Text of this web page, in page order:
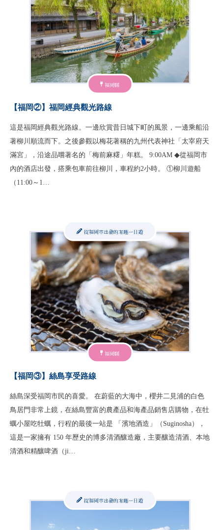
福岡縣
【福岡②】福岡經典觀光路線
這是福岡經典觀光路線。一邊欣賞昔日城下町的風景，一邊乘船沿
著柳川順流而下。之後參觀以梅花著稱的九州代表神社「太宰府天
滿宮」，沿途品嚐著名的「梅前麻糬」年糕。 9:00AM ◆從福岡市
內的酒店出發，搭乘包車前往柳川，車程約2小時。 ①柳川遊船
（11:00～1…
福岡縣
從福岡市出發的有趣一日遊
【福岡③】絲島享受路線
絲島深受福岡市民的喜愛。 在蔚藍的大海中，櫻井二見浦的白色
鳥居門非常上鏡，在絲島豐富的農產品和海產品銷售店購物，在牡
蠣小屋吃牡蠣，行程的最後一站是 「濱地酒造」（Suginosha），
這是一家擁有 150 年歷史的博多清酒釀造廠，主要釀造清酒、本地
清酒和精釀啤酒（ji…
從福岡市出發的有趣一日遊